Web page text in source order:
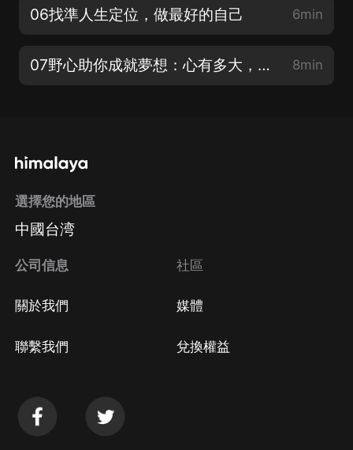
06找準人生定位，做最好的自己 6min
07野心助你成就夢想：心有多大，舞臺就有多大 8min
選擇您的地區
中國台湾
公司信息
關於我們
聯繫我們
社區
媒體
兌換權益